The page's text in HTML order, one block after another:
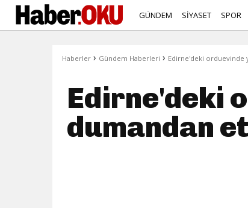
GÜNDEM SİYASET SPOR
Haberler › Gündem Haberleri › Edirne'deki orduevinde
Edirne'deki
dumandan